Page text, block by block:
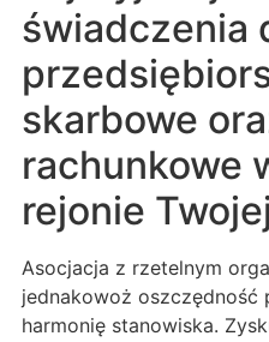
świadczenia
skarbowe
rachunkowe
rejonie
Asocjacja z rzetelnym
jednakowoż oszczędność
harmonię stanowiska.